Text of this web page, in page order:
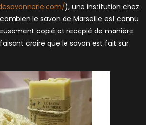
), une institution chez
le savon de Marseille est connu
copié et recopié de manière
croire que le savon est fait sur